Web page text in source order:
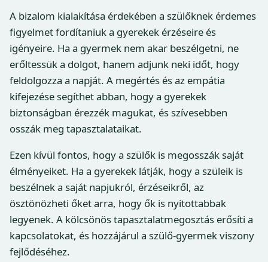
A bizalom kialakítása érdekében a szülőknek érdemes
figyelmet fordítaniuk a gyerekek érzéseire és
igényeire. Ha a gyermek nem akar beszélgetni, ne
erőltessük a dolgot, hanem adjunk neki időt, hogy
feldolgozza a napját. A megértés és az empátia
kifejezése segíthet abban, hogy a gyerekek
biztonságban érezzék magukat, és szívesebben
osszák meg tapasztalataikat.
Ezen kívül fontos, hogy a szülők is megosszák saját
élményeiket. Ha a gyerekek látják, hogy a szüleik is
beszélnek a saját napjukról, érzéseikről, az
ösztönözheti őket arra, hogy ők is nyitottabbak
legyenek. A kölcsönös tapasztalatmegosztás erősíti a
kapcsolatokat, és hozzájárul a szülő-gyermek viszony
fejlődéséhez.